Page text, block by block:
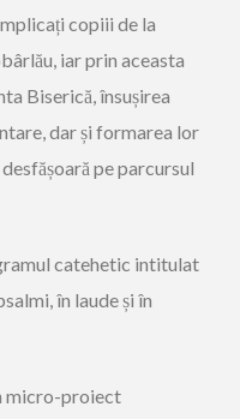
copiii de la
iar prin aceasta
Biserică, însușirea
dar și formarea lor
pe parcursul
catehetic intitulat
în laude și în
micro-proiect